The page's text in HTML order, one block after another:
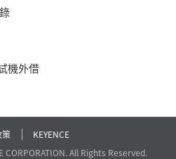
機外借
策
KEYENCE
CORPORATION. All Rights Reserved.